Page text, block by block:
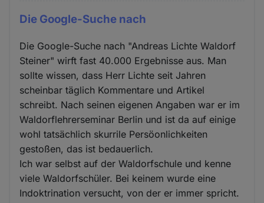
Die Google-Suche nach
Die Google-Suche nach "Andreas Lichte Waldorf
Steiner" wirft fast 40.000 Ergebnisse aus. Man
sollte wissen, dass Herr Lichte seit Jahren
scheinbar täglich Kommentare und Artikel
schreibt. Nach seinen eigenen Angaben war er im
Waldorflehrerseminar Berlin und ist da auf einige
wohl tatsächlich skurrile Persöonlichkeiten
gestoßen, das ist bedauerlich.
Ich war selbst auf der Waldorfschule und kenne
viele Waldorfschüler. Bei keinem wurde eine
Indoktrination versucht, von der er immer spricht.